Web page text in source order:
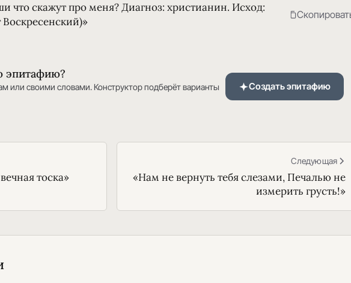
что скажут про меня? Диагноз: христианин. Исход:
Воскресенский)»
эпитафию?
или своими словами. Конструктор подберёт варианты
Создать эпитафию
тоска»
Следующая
«Нам не вернуть тебя слезами, Печалью не
измерить грусть!»